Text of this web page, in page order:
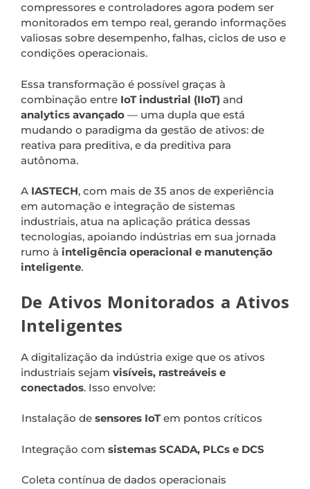
compressores e controladores agora podem ser
monitorados em tempo real, gerando informações
valiosas sobre desempenho, falhas, ciclos de uso e
condições operacionais.
Essa transformação é possível graças à
combinação entre IoT industrial (IIoT) and
analytics avançado — uma dupla que está
mudando o paradigma da gestão de ativos: de
reativa para preditiva, e da preditiva para
autônoma.
A IASTECH, com mais de 35 anos de experiência
em automação e integração de sistemas
industriais, atua na aplicação prática dessas
tecnologias, apoiando indústrias em sua jornada
rumo à inteligência operacional e manutenção
inteligente.
De Ativos Monitorados a Ativos
Inteligentes
A digitalização da indústria exige que os ativos
industriais sejam visíveis, rastreáveis e
conectados. Isso envolve:
Instalação de sensores IoTem pontos críticos
Integração com sistemas SCADA, PLCs e DCS
Coleta contínua de dados operacionais